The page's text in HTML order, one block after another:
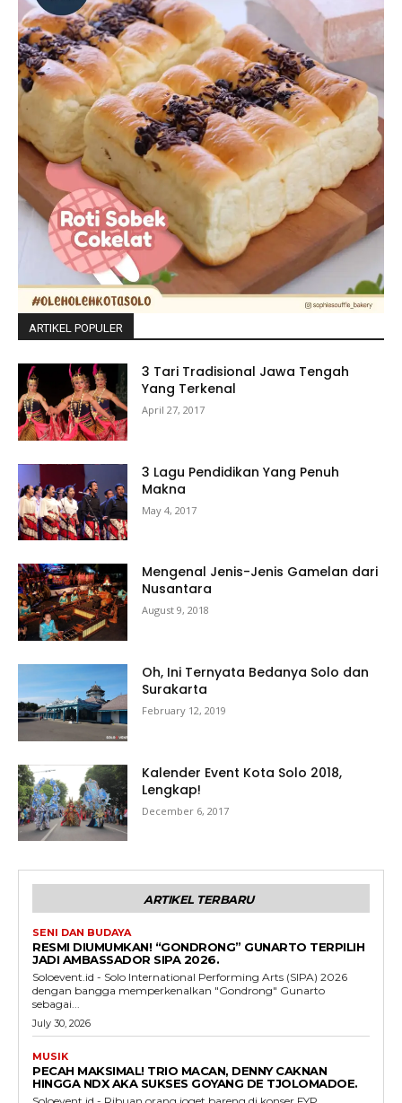
ARTIKEL POPULER
3 Tari Tradisional Jawa Tengah
Yang Terkenal
April 27, 2017
3 Lagu Pendidikan Yang Penuh
Makna
May 4, 2017
Mengenal Jenis-Jenis Gamelan dari
Nusantara
August 9, 2018
Oh, Ini Ternyata Bedanya Solo dan
Surakarta
February 12, 2019
Kalender Event Kota Solo 2018,
Lengkap!
December 6, 2017
ARTIKEL TERBARU
SENI DAN BUDAYA
RESMI DIUMUMKAN! “GONDRONG” GUNARTO TERPILIH
JADI AMBASSADOR SIPA 2026.
Soloevent.id - Solo International Performing Arts (SIPA) 2026
dengan bangga memperkenalkan "Gondrong" Gunarto
sebagai...
July 30, 2026
MUSIK
PECAH MAKSIMAL! TRIO MACAN, DENNY CAKNAN
HINGGA NDX AKA SUKSES GOYANG DE TJOLOMADOE.